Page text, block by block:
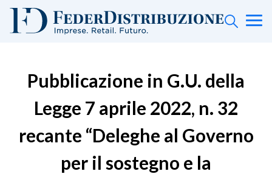
Pubblicazione in G.U. della
Legge 7 aprile 2022, n. 32
recante “Deleghe al Governo
per il sostegno e la